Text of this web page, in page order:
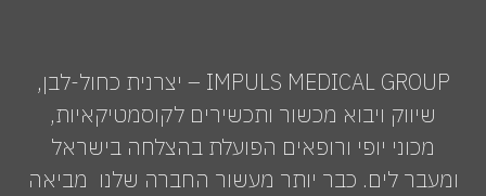
IMPULS MEDICAL GROUP – יצרנית כחול-לבן,
שיווק ויבוא מכשור ותכשירים לקוסמטיקאיות,
מכוני יופי ורופאים הפועלת בהצלחה בישראל
ומעבר לים. כבר יותר מעשור החברה שלנו מביאה